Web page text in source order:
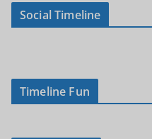
Social Timeline
Timeline Fun